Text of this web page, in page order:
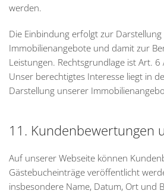
werden.
Die Einbindung erfolgt zur Darstellung
Immobilienangebote und damit zur
Leistungen. Rechtsgrundlage ist Art. 6
Unser berechtigtes Interesse liegt in
Darstellung unserer
11. Kundenbewertungen
Auf unserer Webseite können
Gästebucheinträge veröffentlicht
insbesondere Name, Datum, Ort und